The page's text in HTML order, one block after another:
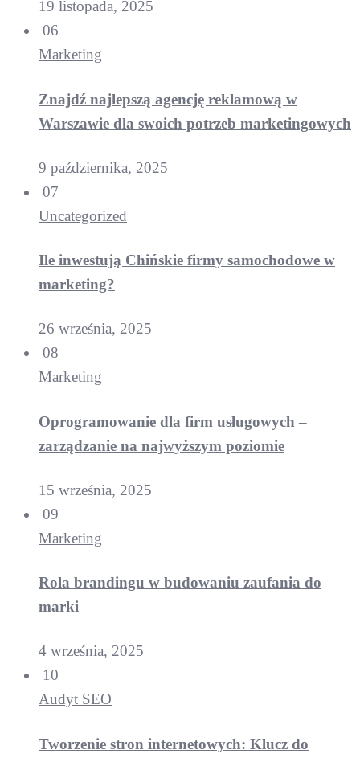
19 listopada, 2025
06
Marketing
Znajdź najlepszą agencję reklamową w
Warszawie dla swoich potrzeb marketingowych
9 października, 2025
07
Uncategorized
Ile inwestują Chińskie firmy samochodowe w
marketing?
26 września, 2025
08
Marketing
Oprogramowanie dla firm usługowych –
zarządzanie na najwyższym poziomie
15 września, 2025
09
Marketing
Rola brandingu w budowaniu zaufania do
marki
4 września, 2025
10
Audyt SEO
Tworzenie stron internetowych: Klucz do